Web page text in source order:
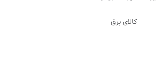
کالای برق